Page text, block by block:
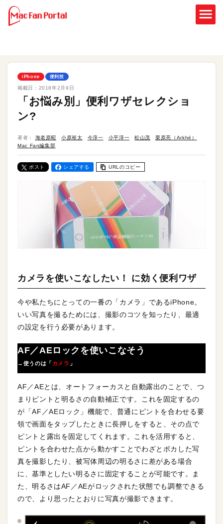
iPhone 便利技
掲載日： 2018年2月9日
「お悩み別」便利ワザセレクショ
ン?
著者： 海老原昭 小原裕太 今淳一 小平淳一 松山茂
栗原亮（Arkhē）
Mac Fan編集部
ポスト シェアする URLのコピー
カメラを使いこなしたい！ に効く便利ワザ
今や私たちにとっての一番の「カメラ」であるiPhone。
いい写真を撮るためには、撮影のコツを知ったり、最適
の設定を行う必要があります。
AF／AEロックを使いこなそう
→使うのは「 カメラ 」
AF／AEとは、オートフォーカスと自動露出のことで、つ
まりピントと明るさの自動補正です。これを固定するの
が「AF／AEロック」機能で、普通にピントを合わせる要
領で画面をタップしたときに長押しをすると、その点で
ピントと露出を固定してくれます。これを活用すると、
ピントを合わせた点から動かすことでわざとボカした写
真を撮影したり、被写体周辺の明るさに差がある場合
に、基準としたい明るさに固定することが可能です。ま
た、明るさはAF／AEがロックされた状態でも調整できる
ので、より思ったとおりに写真が撮影できます。